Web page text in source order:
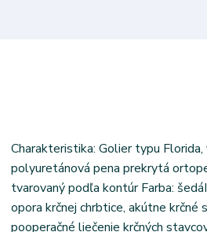
Charakteristika: Golier typu
polyuretánová pena prekrytá
tvarovaný podľa kontúr Farba:
opora krčnej chrbtice, akútne krčné
pooperačné liečenie krčných